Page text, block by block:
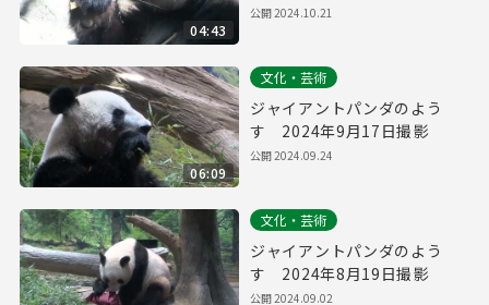
04:43
公開2024.10.21
06:09
文化・芸術
ジャイアントパンダのよう
す 2024年9月17日撮影
公開2024.09.24
文化・芸術
ジャイアントパンダのよう
す 2024年8月19日撮影
公開2024.09.02